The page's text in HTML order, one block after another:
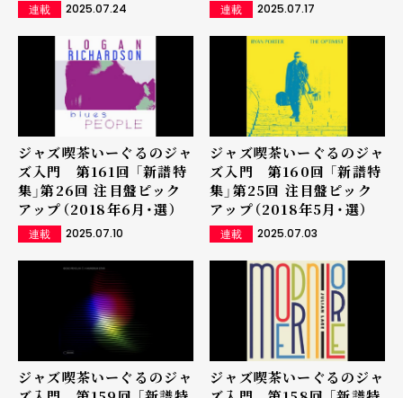
連載 2025.07.24 連載 2025.07.17
ジャズ喫茶いーぐるのジャ
ズ入門 第161回 「新譜特
集」第26回 注目盤ピック
アップ（2018年6月・選）
連載 2025.07.10
ジャズ喫茶いーぐるのジャ
ズ入門 第160回 「新譜特
集」第25回 注目盤ピック
アップ（2018年5月・選）
連載 2025.07.03
ジャズ喫茶いーぐるのジャ
ジャズ喫茶いーぐるのジャ